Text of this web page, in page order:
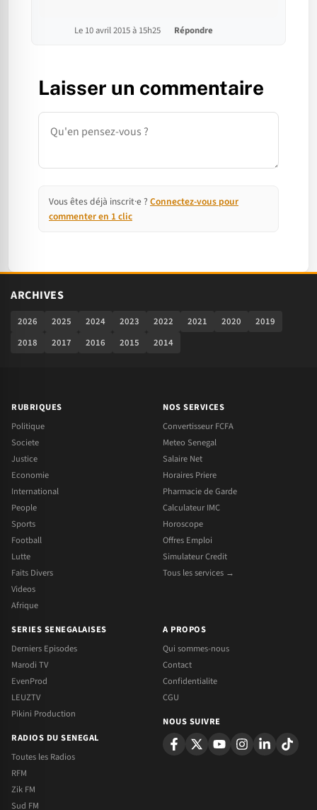
Le 10 avril 2015 à 15h25 Répondre
Laisser un commentaire
Commentaire
Vous êtes déjà inscrit·e ? Connectez-vous pour
commenter en 1 clic
ARCHIVES
2026 2025 2024 2023 2022 2021 2020
2019
2018
2017 2016 2015 2014
RUBRIQUES
Politique
Societe
Justice
Economie
International
People
Sports
Football
Lutte
Faits Divers
Videos
Afrique
NOS SERVICES
Convertisseur FCFA
Meteo Senegal
Salaire Net
Horaires Priere
Pharmacie de Garde
Calculateur IMC
Horoscope
Offres Emploi
Simulateur Credit
Tous les services →
SERIES SENEGALAISES
Derniers Episodes
Marodi TV
EvenProd
LEUZTV
Pikini Production
RADIOS DU SENEGAL
Toutes les Radios
RFM
Zik FM
Sud FM
A PROPOS
Qui sommes-nous
Contact
Confidentialite
CGU
NOUS SUIVRE